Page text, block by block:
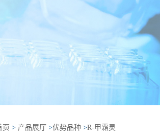
页 > 产品展厅 >优势品种 >R-甲霜灵